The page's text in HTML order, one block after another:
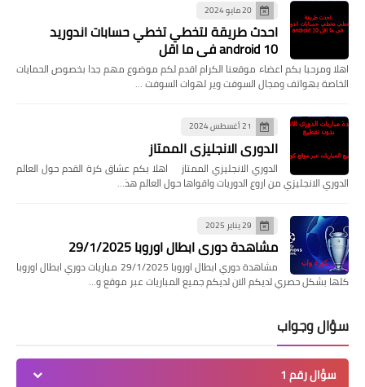
20 مايو 2024
احدث طريقة لتخطي تخطي حسابات اندوريد
android 10 في ما اقل
اهلا ومرحبا بكم اعضاء موقعنا الكرام اقدم لكم موضوع مهم جدا بخصوص الحمايات
الخاصة بهواتف ومجال السوفت وير لهوات السوفت …
21 أغسطس 2024
الدوري الانجليزي الممتاز
الدوري الانجليزي الممتاز اهلا بكم عشاق كرة القدم حول العالم
الدوري الانجليزي من اروع الدوريات واقواها حول العالم هذ…
29 يناير 2025
مشاهدة دوري ابطال اوروبا 29/1/2025
مشاهدة دوري ابطال اوروبا 29/1/2025 مباريات دوري ابطال اوروبا
كلها بشكل حصري لديكم الان لديكم جميع المباريات عبر موقع و…
سؤال وجواب
سؤال رقم 1